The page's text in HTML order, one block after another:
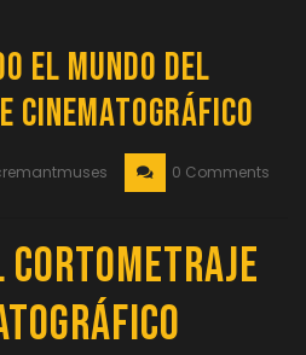
el Mundo del
Cinematográfico
0 Comments
Cortometraje